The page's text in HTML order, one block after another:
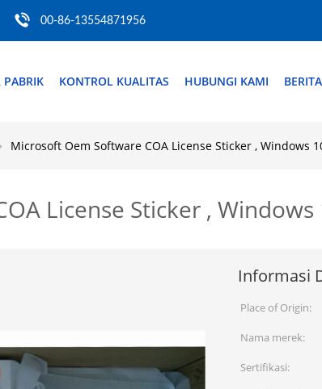
00-86-13554871956
PABRIK KONTROL KUALITAS HUBUNGI KAMI BERITA
Microsoft Oem Software COA License Sticker , Windows
License Sticker , Windows
Informasi
Place of Origin:
Nama merek:
Sertifikasi: